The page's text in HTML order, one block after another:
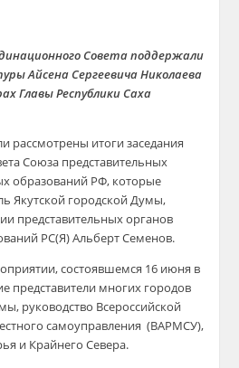
Совета поддержали
Айсена Сергеевича Николаева
Главы Республики Саха
рассмотрены итоги заседания
Союза представительных
образований РФ, которые
Якутской городской Думы,
представительных органов
РС(Я) Альберт Семенов.
состоявшемся 16 июня в
представители многих городов
руководство Всероссийской
самоуправления (ВАРМСУ),
и Крайнего Севера.